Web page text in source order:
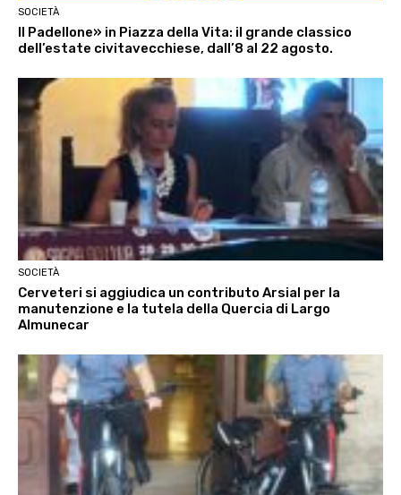
SOCIETÀ
Il Padellone» in Piazza della Vita: il grande classico
dell’estate civitavecchiese, dall’8 al 22 agosto.
SOCIETÀ
Cerveteri si aggiudica un contributo Arsial per la
manutenzione e la tutela della Quercia di Largo
Almunecar